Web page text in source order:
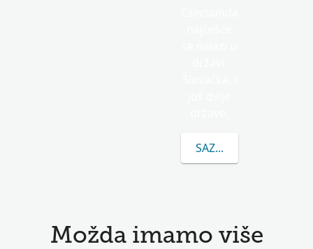
SAZNAJTE VIŠE O
Možda imamo više